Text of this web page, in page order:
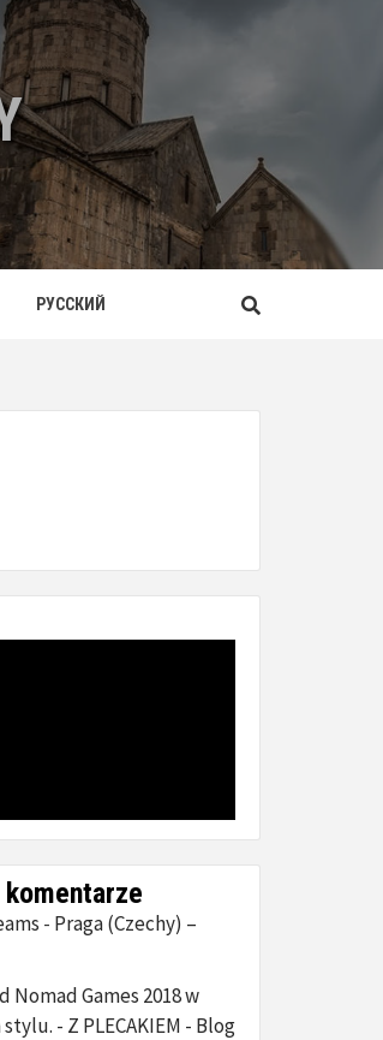
РУССКИЙ
- Praga (Czechy) –
Nomad Games 2018 w
- Z PLECAKIEM - Blog